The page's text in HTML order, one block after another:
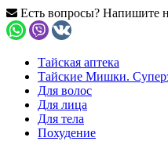
Есть вопросы? Напишите
Тайская аптека
Тайские Мишки.
Для волос
Для лица
Для тела
Похудение